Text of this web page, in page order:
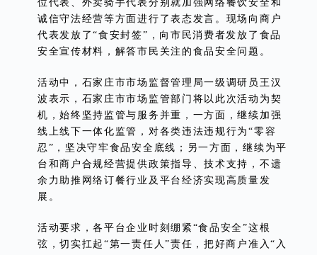
位代表、外卖骑手代表分别就加强网络餐饮安全和
诚信守法经营等方面进行了表态发言。现场向商户
代表发放了“食安封签”，向市民消费者发放了食品
安全宣传材料，解答市民关注的食品安全问题。
活动中，石家庄市市场监督管理局一级调研员王汉
波表示，石家庄市市场监管部门将以此次活动为契
机，始终坚持监管与服务并重，一方面，继续加强
线上线下一体化监管，对各类违法违规行为“零容
忍”，坚决守牢食品安全底线；另一方面，继续为平
台和商户合规经营提供政策指导、技术支持，不遗
余力助推网络订餐行业及平台经济实现高质量发
展。
活动要求，各平台企业时刻绷紧“食品安全”这根
弦，切实扛起“第一责任人”责任，把好商户准入“入